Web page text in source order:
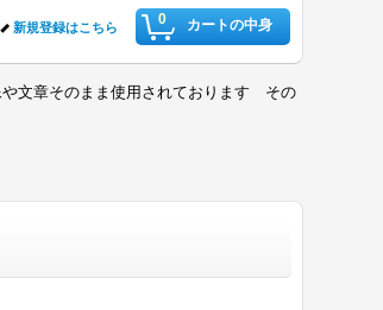
0 カートの中身
新規登録はこちら
や文章そのまま使用されております その